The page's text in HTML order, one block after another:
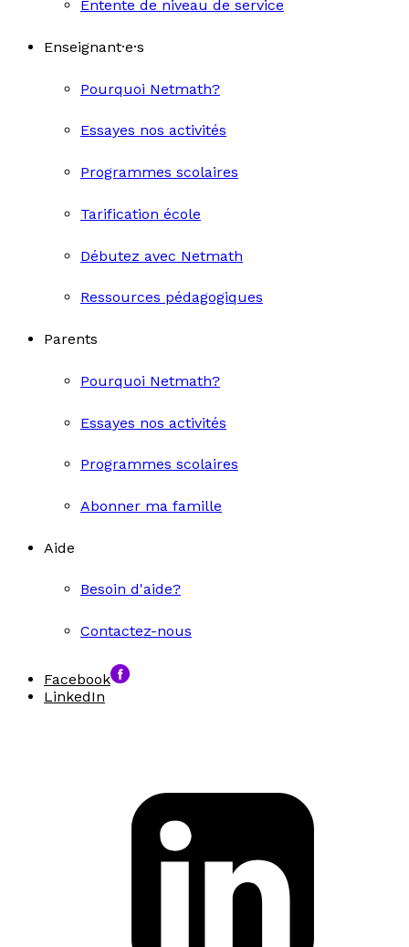
Entente de niveau de service
Enseignant·e·s
Pourquoi Netmath?
Essayes nos activités
Programmes scolaires
Tarification école
Débutez avec Netmath
Ressources pédagogiques
Parents
Pourquoi Netmath?
Essayes nos activités
Programmes scolaires
Abonner ma famille
Aide
Besoin d'aide?
Contactez-nous
Facebook
LinkedIn